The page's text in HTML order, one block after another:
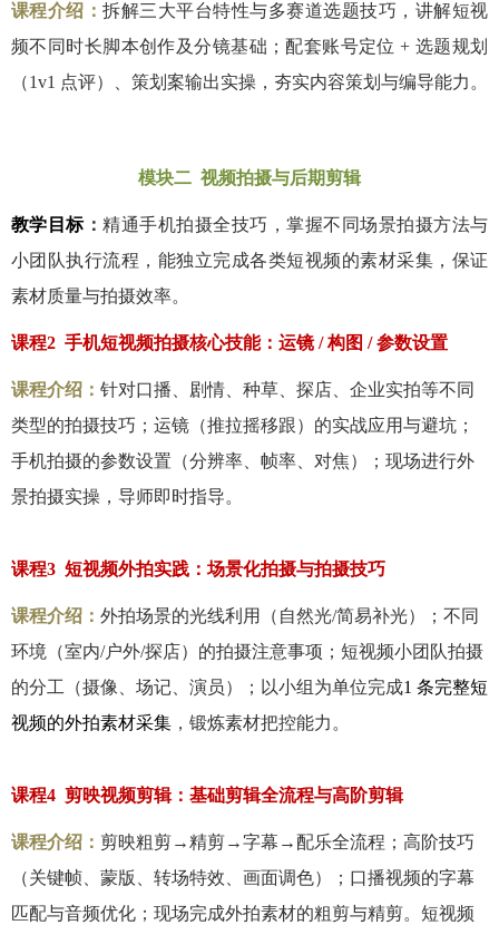
课程介绍：拆解三大平台特性与多赛道选题技巧，讲解短视
频不同时长脚本创作及分镜基础；配套账号定位+ 选题规划
（1v1 点评）、策划案输出实操，夯实内容策划与编导能力。
模块二 视频拍摄与后期剪辑
教学目标：精通手机拍摄全技巧，掌握不同场景拍摄方法与
小团队执行流程，能独立完成各类短视频的素材采集，保证
素材质量与拍摄效率。
课程2 手机短视频拍摄核心技能：运镜/构图 /参数设置
课程介绍： 针对口播、剧情、种草、探店、企业实拍等不同
类型的拍摄技巧；运镜（推拉摇移跟）的实战应用与避坑；
手机拍摄的参数设置（分辨率、帧率、对焦）；现场进行外
景拍摄实操，导师即时指导。
课程3 短视频外拍实践：场景化拍摄与拍摄技巧
课程介绍： 外拍场景的光线利用（自然光/简易补光）；不同
环境（室内/户外/探店）的拍摄注意事项；短视频小团队拍摄
的分工（摄像、场记、演员）；以小组为单位完成1 条完整短
视频的外拍素材采集 ，锻炼素材把控能力。
课程4 剪映视频剪辑：基础剪辑全流程与高阶剪辑
课程介绍： 剪映粗剪→精剪→字幕→配乐全流程；高阶技巧
（关键帧、蒙版、转场特效、画面调色）；口播视频的字幕
匹配与音频优化；现场完成外拍素材的粗剪与精剪。短视频